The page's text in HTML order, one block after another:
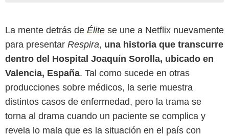
La mente detrás de Élite se une a Netflix nuevamente
para presentar Respira, una historia que transcurre
dentro del Hospital Joaquín Sorolla, ubicado en
Valencia, España. Tal como sucede en otras
producciones sobre médicos, la serie muestra
distintos casos de enfermedad, pero la trama se
torna al drama cuando un paciente se complica y
revela lo mala que es la situación en el país con
Netflix